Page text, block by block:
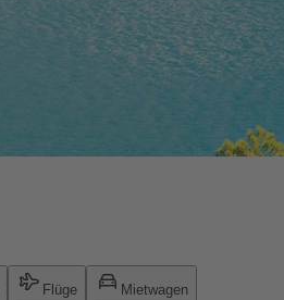
Flüge Mietwagen